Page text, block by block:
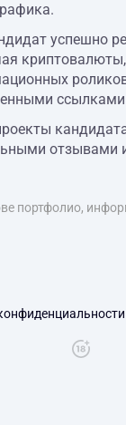
успешно
отзывами
портфолио,